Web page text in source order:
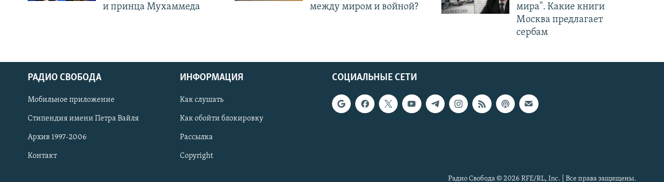
СОЦИАЛЬНЫЕ СЕТИ
и принца Мухаммеда
между миром и войной?
мира". Какие книги
Москва предлагает
сербам
СОЦИАЛЬНЫЕ СЕТИ
РАДИО СВОБОДА
Мобильное приложение
Стипендия имени Петра Вайля
Архив 1997-2006
Контакт
ИНФОРМАЦИЯ
Как слушать
Как обойти блокировку
Рассылка
Copyright
Радио Свобода © 2026 RFE/RL, Inc. | Все права защищены.